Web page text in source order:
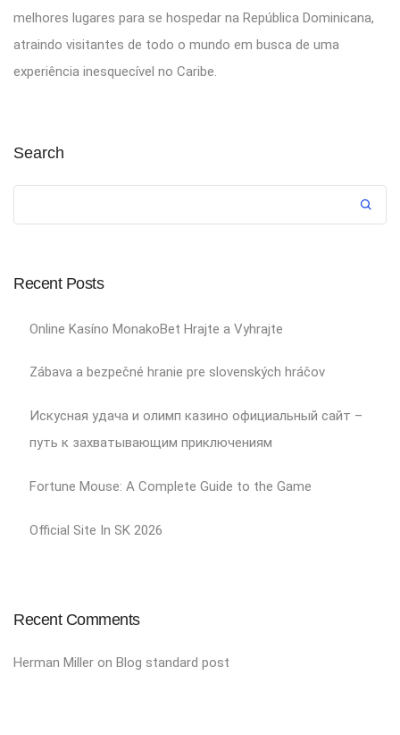
melhores lugares para se hospedar na República Dominicana,
atraindo visitantes de todo o mundo em busca de uma
experiência inesquecível no Caribe.
Search
Recent Posts
Online Kasíno MonakoBet Hrajte a Vyhrajte
Zábava a bezpečné hranie pre slovenských hráčov
Искусная удача и олимп казино официальный сайт –
путь к захватывающим приключениям
Fortune Mouse: A Complete Guide to the Game
Official Site In SK 2026
Recent Comments
Herman Miller on Blog standard post